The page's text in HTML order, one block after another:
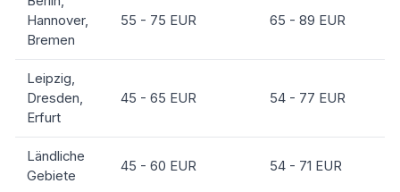
Hannover,
Bremen
55 - 75 EUR 65 - 89 EUR
Leipzig,
Dresden,
Erfurt
45 - 65 EUR 54 - 77 EUR
Ländliche
Gebiete
45 - 60 EUR 54 - 71 EUR